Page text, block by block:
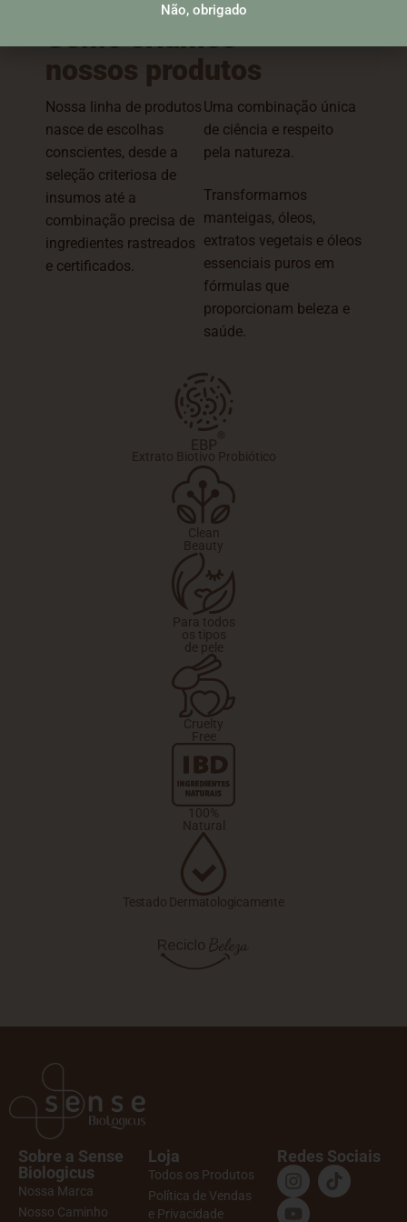
Como criamos
nossos produtos
Nossa linha de produtos
nasce de escolhas
conscientes, desde a
seleção criteriosa de
insumos até a
combinação precisa de
ingredientes rastreados
e certificados.
Uma combinação única
de ciência e respeito
pela natureza.
Transformamos
manteigas, óleos,
extratos vegetais e óleos
essenciais puros em
fórmulas que
proporcionam beleza e
saúde.
Extrato Biotivo Probiótico
Clean
Beauty
Para todos
os tipos
de pele
Cruelty
Free
100%
Natural
Testado Dermatologicamente
Sobre a Sense
Biologicus
Nossa Marca
Nosso Caminho
Loja
Todos os Produtos
Política de Vendas
e Privacidade
Redes Sociais
Não, obrigado